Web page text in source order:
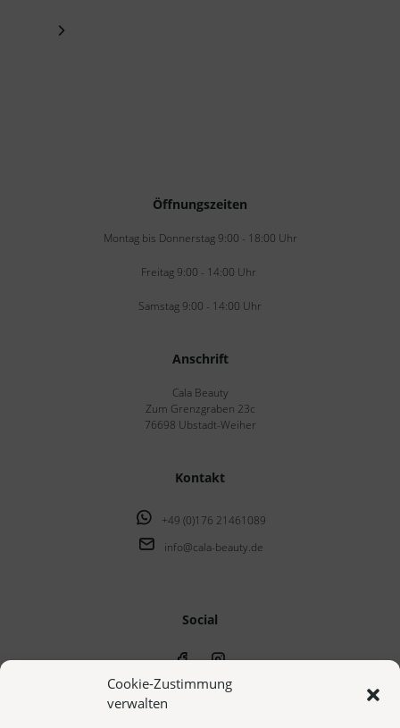
Cookie-Zustimmung
verwalten
Öffnungszeiten
Montag bis Donnerstag 9:00 - 18:00 Uhr
Freitag 9:00 - 14:00 Uhr
Samstag 9:00 - 14:00 Uhr
Anschrift
Cala Beauty
Zum Grenzgraben 23c
76698 Ubstadt-Weiher
Kontakt
+49 (0)176 21461089
info@cala-beauty.de
Social